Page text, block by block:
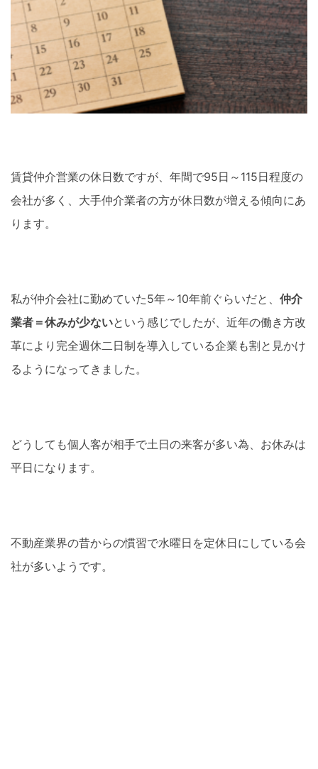
賃貸仲介営業の休日数ですが、年間で95日～115日程度の
会社が多く、大手仲介業者の方が休日数が増える傾向にあ
ります。
私が仲介会社に勤めていた5年～10年前ぐらいだと、 仲介
業者＝休みが少ないという感じでしたが、近年の働き方改
革により完全週休二日制を導入している企業も割と見かけ
るようになってきました。
どうしても個人客が相手で土日の来客が多い為、お休みは
平日になります。
不動産業界の昔からの慣習で水曜日を定休日にしている会
社が多いようです。